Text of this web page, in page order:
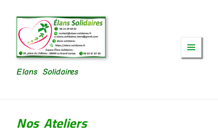
Elans Solidaires
Menu
Nos Ateliers